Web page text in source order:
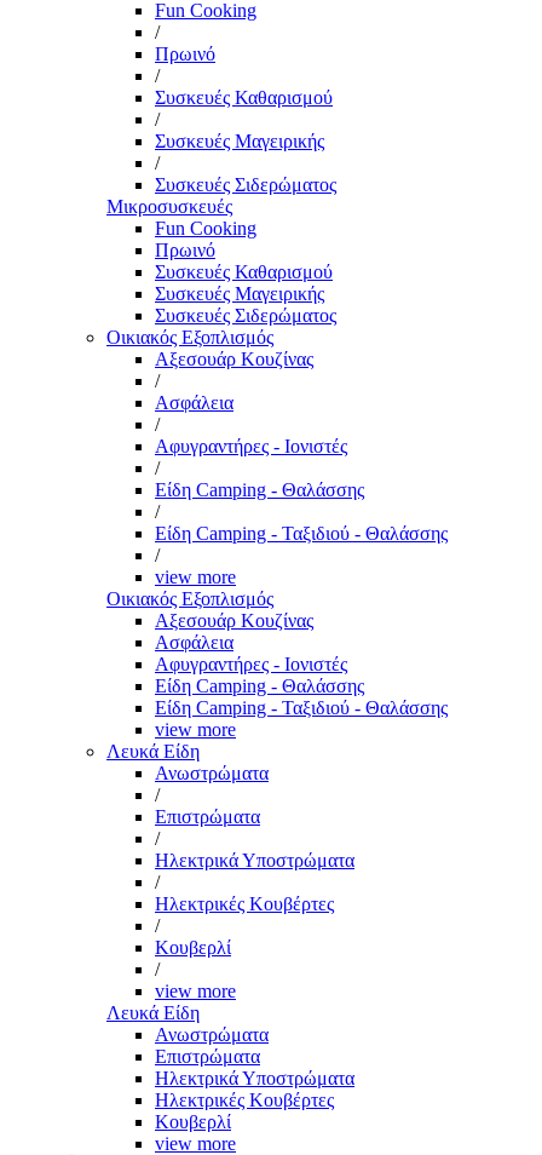
Fun Cooking
/
Πρωινό
/
Συσκευές Καθαρισμού
/
Συσκευές Μαγειρικής
/
Συσκευές Σιδερώματος
Μικροσυσκευές
Fun Cooking
Πρωινό
Συσκευές Καθαρισμού
Συσκευές Μαγειρικής
Συσκευές Σιδερώματος
Οικιακός Εξοπλισμός
Αξεσουάρ Κουζίνας
/
Ασφάλεια
/
Αφυγραντήρες - Ιονιστές
/
Είδη Camping - Θαλάσσης
/
Είδη Camping - Ταξιδιού - Θαλάσσης
/
view more
Οικιακός Εξοπλισμός
Αξεσουάρ Κουζίνας
Ασφάλεια
Αφυγραντήρες - Ιονιστές
Είδη Camping - Θαλάσσης
Είδη Camping - Ταξιδιού - Θαλάσσης
view more
Λευκά Είδη
Ανωστρώματα
/
Επιστρώματα
/
Ηλεκτρικά Υποστρώματα
/
Ηλεκτρικές Κουβέρτες
/
Κουβερλί
/
view more
Λευκά Είδη
Ανωστρώματα
Επιστρώματα
Ηλεκτρικά Υποστρώματα
Ηλεκτρικές Κουβέρτες
Κουβερλί
view more